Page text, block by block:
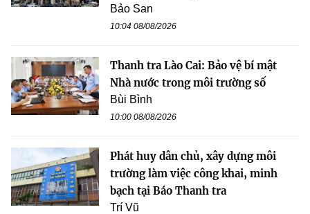
Bảo San
10:04 08/08/2026
Thanh tra Lào Cai: Bảo vệ bí mật
Nhà nước trong môi trường số
Bùi Bình
10:00 08/08/2026
Phát huy dân chủ, xây dựng môi
trường làm việc công khai, minh
bạch tại Báo Thanh tra
Trí Vũ